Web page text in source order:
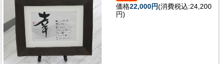
価格22,000円(消費税込:24,200
円)